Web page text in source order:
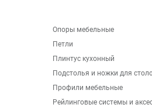
Опоры мебельные
Петли
Плинтус кухонный
Подстолья и ножки для
Профили мебельные
Рейлинговые системы и